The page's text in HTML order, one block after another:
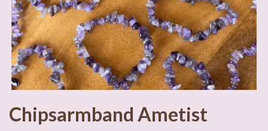
Chipsarmband Ametist